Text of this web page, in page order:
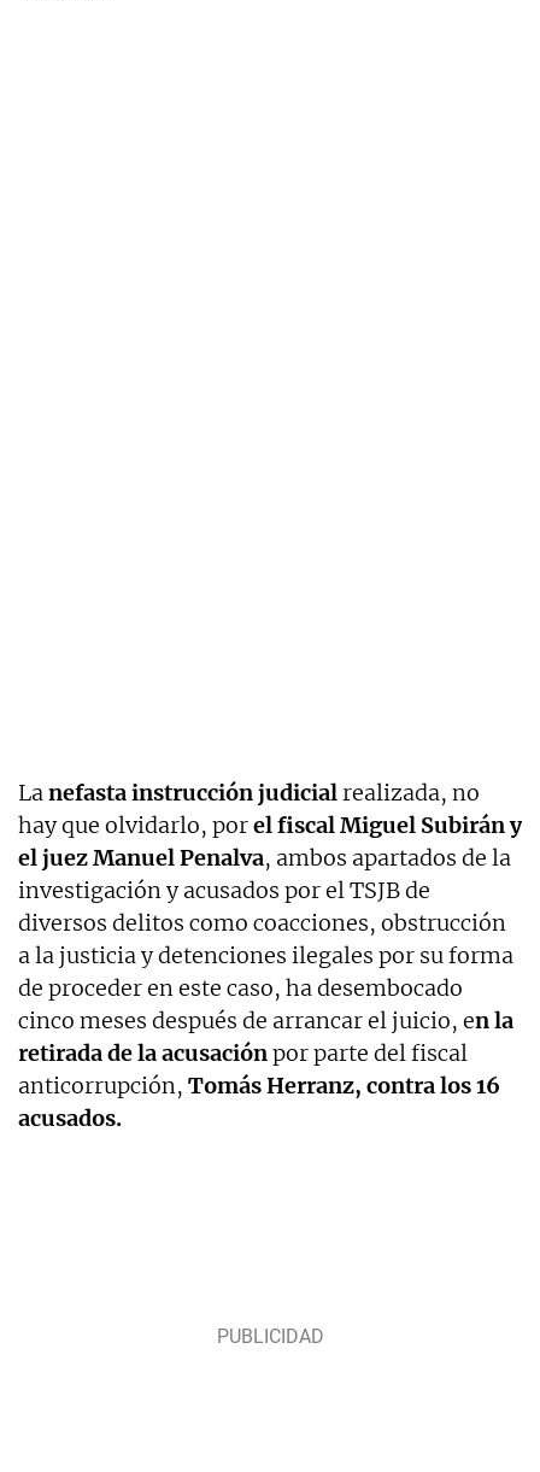
Lanefasta instrucción judicialrealizada, no
hay que olvidarlo, porel fiscal Miguel Subirán y
el juez Manuel Penalva, ambos apartados de la
investigación y acusados por el TSJB de
diversos delitos como coacciones, obstrucción
a la justicia y detenciones ilegales por su forma
de proceder en este caso, ha desembocado
cinco meses después de arrancar el juicio, en la
retirada de la acusaciónpor parte del fiscal
anticorrupción, Tomás Herranz, contra los 16
acusados.